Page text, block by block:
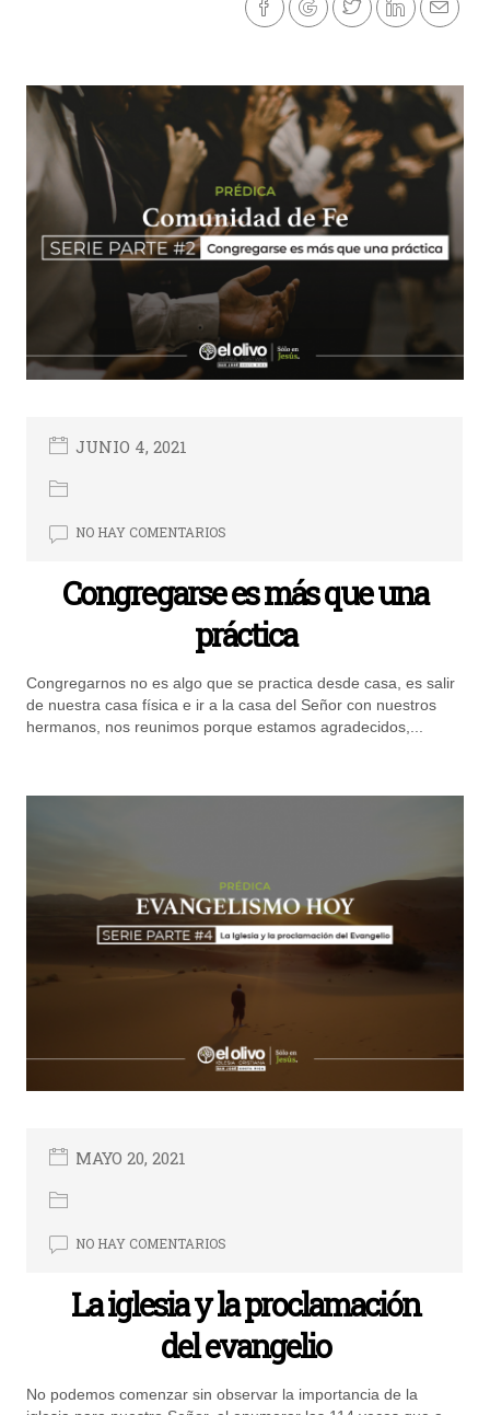
JUNIO 4, 2021
NO HAY COMENTARIOS
Congregarse es más que una
práctica
Congregarnos no es algo que se practica desde casa, es salir
de nuestra casa física e ir a la casa del Señor con nuestros
hermanos, nos reunimos porque estamos agradecidos,...
MAYO 20, 2021
NO HAY COMENTARIOS
La iglesia y la proclamación
del evangelio
No podemos comenzar sin observar la importancia de la